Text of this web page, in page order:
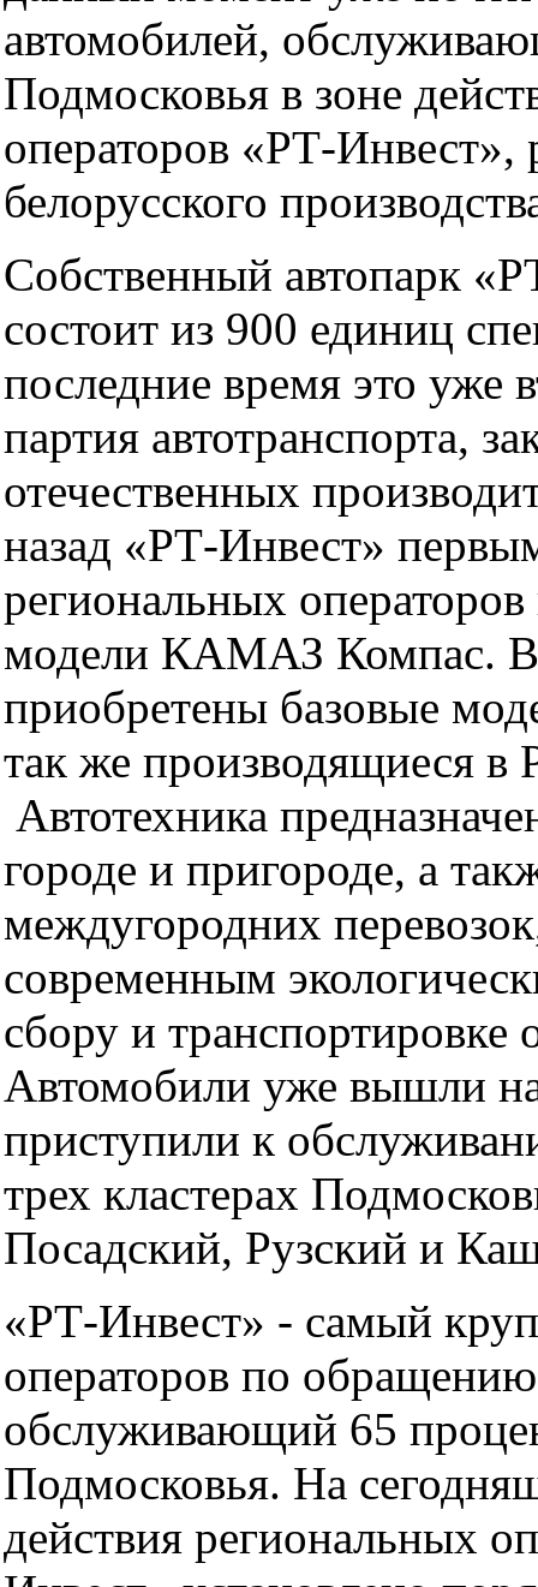
автомобилей,
Подмосковья в зоне
операторов «РТ-Инвест»,
белорусского
Собственный автопарк
состоит из 900 единиц
последние время это уже
партия автотранспорта,
отечественных
назад «РТ-Инвест»
региональных
модели КАМАЗ Компас. В
приобретены базовые
так же производящиеся в
Автотехника
городе и пригороде, а
междугородних
современным
сбору и транспортировке
Автомобили уже вышли
приступили к
трех кластерах
Посадский, Рузский и
«РТ-Инвест» - самый
операторов по
обслуживающий 65
Подмосковья. На
действия региональных